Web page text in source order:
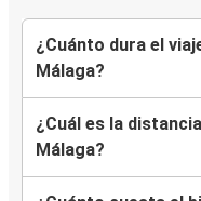
¿Cuánto dura el
Málaga?
¿Cuál es la
Málaga?